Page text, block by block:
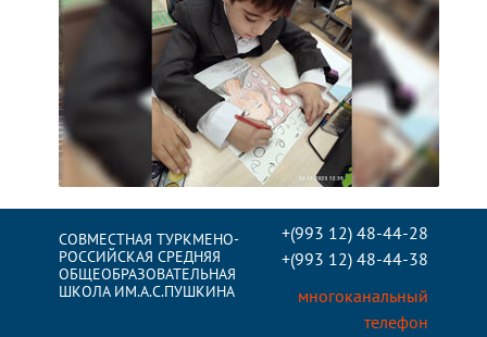
СОВМЕСТНАЯ ТУРКМЕНО-
РОССИЙСКАЯ СРЕДНЯЯ
ОБЩЕОБРАЗОВАТЕЛЬНАЯ
ШКОЛА ИМ.А.С.ПУШКИНА
+(993 12) 48-44-28
+(993 12) 48-44-38
многоканальный
телефон